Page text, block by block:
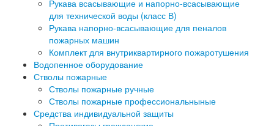
Рукава всасывающие и напорно-всасывающие
для технической воды (класс В)
Рукава напорно-всасывающие для пеналов
пожарных машин
Комплект для внутриквартирного пожаротушения
Водопенное оборудование
Стволы пожарные
Стволы пожарные ручные
Стволы пожарные профессиональныные
Средства индивидуальной защиты